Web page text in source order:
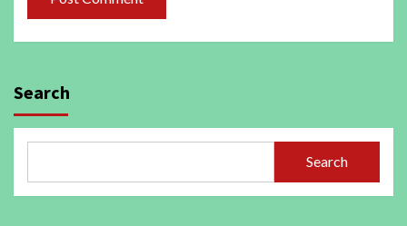
Search
Search